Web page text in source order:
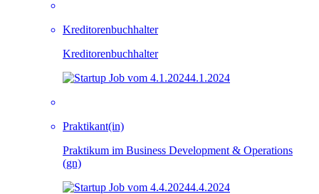
Kreditorenbuchhalter
Kreditorenbuchhalter
4.1.2024
Praktikant(in)
Praktikum im Business Development & Operations
(gn)
4.4.2024